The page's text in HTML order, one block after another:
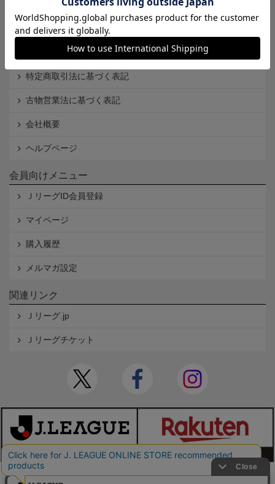
個人情報保護方針
Cookieポリシー
特定商取引法に基づく表記
古物営業法に基づく表記
会社概要
ヘルプページ
会員向けメニュー
ＪリーグID会員登録
マイページ
購入履歴
メルマガ設定
関連リンク
Ｊリーグ.jp
Ｊリーグチケット